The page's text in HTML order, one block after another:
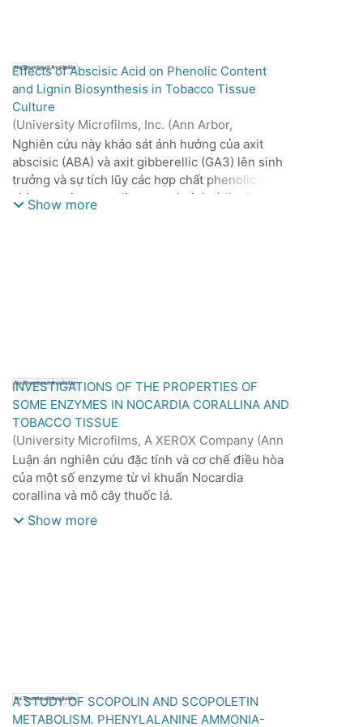
No Thumbnail Available
Effects of Abscisic Acid on Phenolic Content
and Lignin Biosynthesis in Tobacco Tissue
Culture
(University Microfilms, Inc. (Ann Arbor,
Michigan),1969 )Hsien-Chi Li
Nghiên cứu này khảo sát ảnh hưởng của axit
abscisic (ABA) và axit gibberellic (GA3) lên sinh
trưởng và sự tích lũy các hợp chất phenolic (axit
chlorogenic, scopolin, scopoletin) và lignin
trong mô sẹo cây thuốc lá.
Show more
No Thumbnail Available
INVESTIGATIONS OF THE PROPERTIES OF
SOME ENZYMES IN NOCARDIA CORALLINA AND
TOBACCO TISSUE
(University Microfilms, A XEROX Company (Ann
Arbor, Michigan),1970) Shingo Kajinami
Luận án nghiên cứu đặc tính và cơ chế điều hòa
của một số enzyme từ vi khuẩn Nocardia
corallina và mô cây thuốc lá.
Ở N. corallina, enzyme glutamine synthetase có
Methionine sulphoximine (MSO) ức chế enzyme
này một cách không thuận nghịch.
Show more
No Thumbnail Available
A STUDY OF SCOPOLIN AND SCOPOLETIN
METABOLISM. PHENYLALANINE AMMONIA-